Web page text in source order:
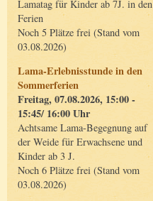
Lamatag für Kinder ab 7J. in den
Ferien
Noch 5 Plätze frei (Stand vom
03.08.2026)
Lama-Erlebnisstunde in den
Sommerferien
Freitag, 07.08.2026, 15:00 -
15:45/ 16:00 Uhr
Achtsame Lama-Begegnung auf
der Weide für Erwachsene und
Kinder ab 3 J.
Noch 6 Plätze frei (Stand vom
03.08.2026)